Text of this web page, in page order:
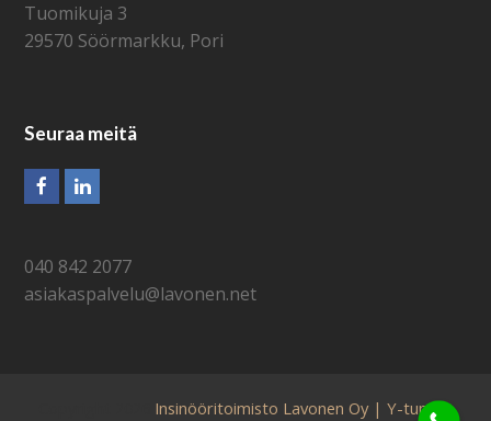
Tuomikuja 3
29570 Söörmarkku, Pori
Seuraa meitä
FacebookLinkedIn
040 842 2077
asiakaspalvelu@lavonen.net
Insinööritoimisto Lavonen Oy | Y-tunnus